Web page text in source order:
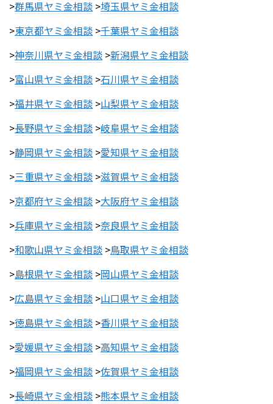
>群馬県ヤミ金相談 >埼玉県ヤミ金相談
>東京都ヤミ金相談 >千葉県ヤミ金相談
>神奈川県ヤミ金相談 >新潟県ヤミ金相談
>富山県ヤミ金相談 >石川県ヤミ金相談
>福井県ヤミ金相談 >山梨県ヤミ金相談
>長野県ヤミ金相談 >岐阜県ヤミ金相談
>静岡県ヤミ金相談 >愛知県ヤミ金相談
>三重県ヤミ金相談 >滋賀県ヤミ金相談
>京都府ヤミ金相談 >大阪府ヤミ金相談
>兵庫県ヤミ金相談 >奈良県ヤミ金相談
>和歌山県ヤミ金相談 >鳥取県ヤミ金相談
>島根県ヤミ金相談 >岡山県ヤミ金相談
>広島県ヤミ金相談 >山口県ヤミ金相談
>徳島県ヤミ金相談 >香川県ヤミ金相談
>愛媛県ヤミ金相談 >高知県ヤミ金相談
>福岡県ヤミ金相談 >佐賀県ヤミ金相談
>長崎県ヤミ金相談 >熊本県ヤミ金相談